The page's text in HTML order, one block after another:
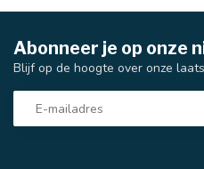
Abonneer je op onze
Blijf op de hoogte over onze